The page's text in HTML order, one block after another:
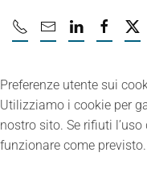
Preferenze utente sui
Utilizziamo i cookie per
nostro sito. Se rifiuti
funzionare come previsto.